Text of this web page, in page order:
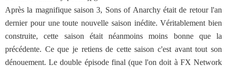
Après la magnifique saison 3, Sons of Anarchy était de retour l'an
dernier pour une toute nouvelle saison inédite. Véritablement bien
construite, cette saison était néanmoins moins bonne que la
précédente. Ce que je retiens de cette saison c'est avant tout son
dénouement. Le double épisode final (que l'on doit à FX Network